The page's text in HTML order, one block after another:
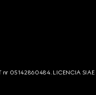
nr 05142860484. LICENCIA